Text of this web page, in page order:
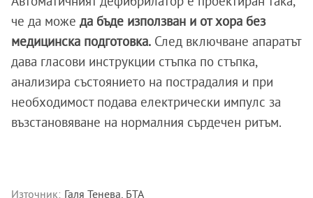
че да може да бъде използван и от хора без
медицинска подготовка. След включване апаратът
дава гласови инструкции стъпка по стъпка,
анализира състоянието на пострадалия и при
необходимост подава електрически импулс за
възстановяване на нормалния сърдечен ритъм.
Източник: Галя Тенева, БТА